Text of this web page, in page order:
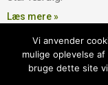
Læs mere »
Copyright ©
Vi anvender
mulige oplevelse
bruge dette site